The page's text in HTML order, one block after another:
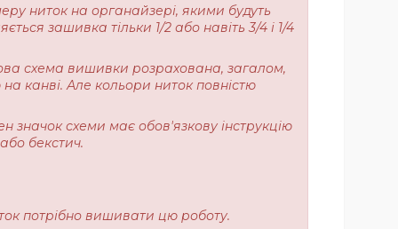
ниток на органайзері, якими будуть
зашивка тільки 1/2 або навіть 3/4 і 1/4
схема вишивки розрахована, загалом,
канві. Але кольори ниток повністю
значок схеми має обов'язкову інструкцію
бекстич.
потрібно вишивати цю роботу.